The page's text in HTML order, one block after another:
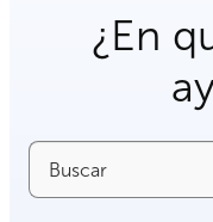
¿En
Buscar